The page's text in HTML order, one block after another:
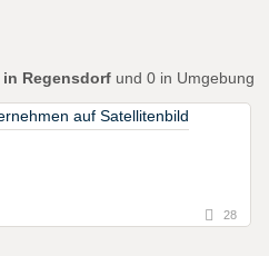
in Regensdorfund 0 in Umgebung
28